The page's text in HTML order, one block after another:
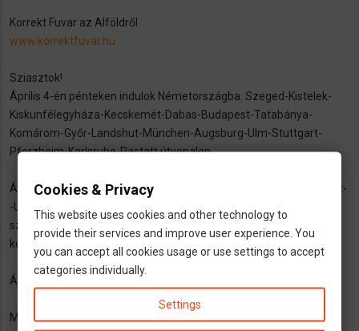
Korrekt Fuvar az Alföldről
www.korrektfuvar.hu
Sziasztok!
Április 4-én pénteken indulok Németországba. Szeged-Kistelek-
Kiskunfélegyháza-Kecskemét-Dabas-Budapest-Tatabánya-
Komárom-Győr-Landshut-München-Augsburg-Ulm-Stuttgart-
Pforzheim-Karlsruhe-Rastatt útvonalon.
Április 5-én szombaton pedig vissza.Rastatt--Karlsruhe--Stuttgart-
-Ulm--München--Győr--Budapest--Kecskemét--Szeged. Van még
szabad hely,pár km. kitérő megoldható,érdeklődni
korrektfuvar@gmail.com. +49/15145308562 +36/20-497-6873
Áprilisi-Májusi utak:
Magyarország-Németország
Cookies & Privacy
This website uses cookies and other technology to
provide their services and improve user experience. You
you can accept all cookies usage or use settings to accept
categories individually.
Settings